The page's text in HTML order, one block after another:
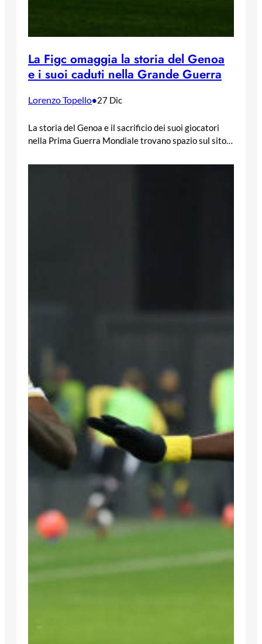
La Figc omaggia la storia del Genoa
e i suoi caduti nella Grande Guerra
Lorenzo Topello•27 Dic
La storia del Genoa e il sacrificio dei suoi giocatori
nella Prima Guerra Mondiale trovano spazio sul sito…